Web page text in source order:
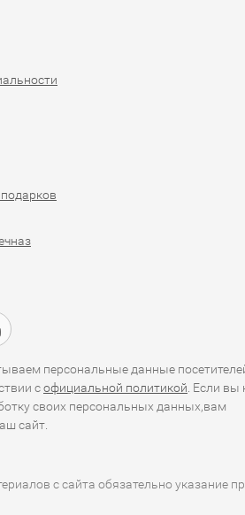
персональные данные
софициальной политикой . Если вы
своих персональных данных,вам
сайт.
с сайта обязательно указание